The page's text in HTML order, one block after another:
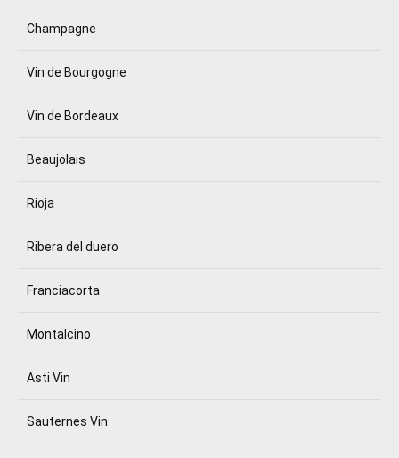
Champagne
Vin de Bourgogne
Vin de Bordeaux
Beaujolais
Rioja
Ribera del duero
Franciacorta
Montalcino
Asti Vin
Sauternes Vin